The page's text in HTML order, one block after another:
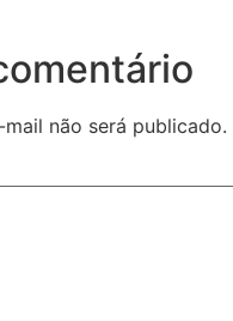
não será publicado.